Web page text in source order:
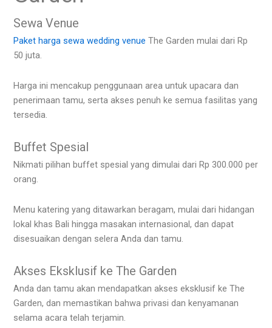
Sewa Venue
Paket harga sewa wedding venue The Garden mulai dari Rp
50 juta.
Harga ini mencakup penggunaan area untuk upacara dan
penerimaan tamu, serta akses penuh ke semua fasilitas yang
tersedia.
Buffet Spesial
Nikmati pilihan buffet spesial yang dimulai dari Rp 300.000 per
orang.
Menu katering yang ditawarkan beragam, mulai dari hidangan
lokal khas Bali hingga masakan internasional, dan dapat
disesuaikan dengan selera Anda dan tamu.
Akses Eksklusif ke The Garden
Anda dan tamu akan mendapatkan akses eksklusif ke The
Garden, dan memastikan bahwa privasi dan kenyamanan
selama acara telah terjamin.